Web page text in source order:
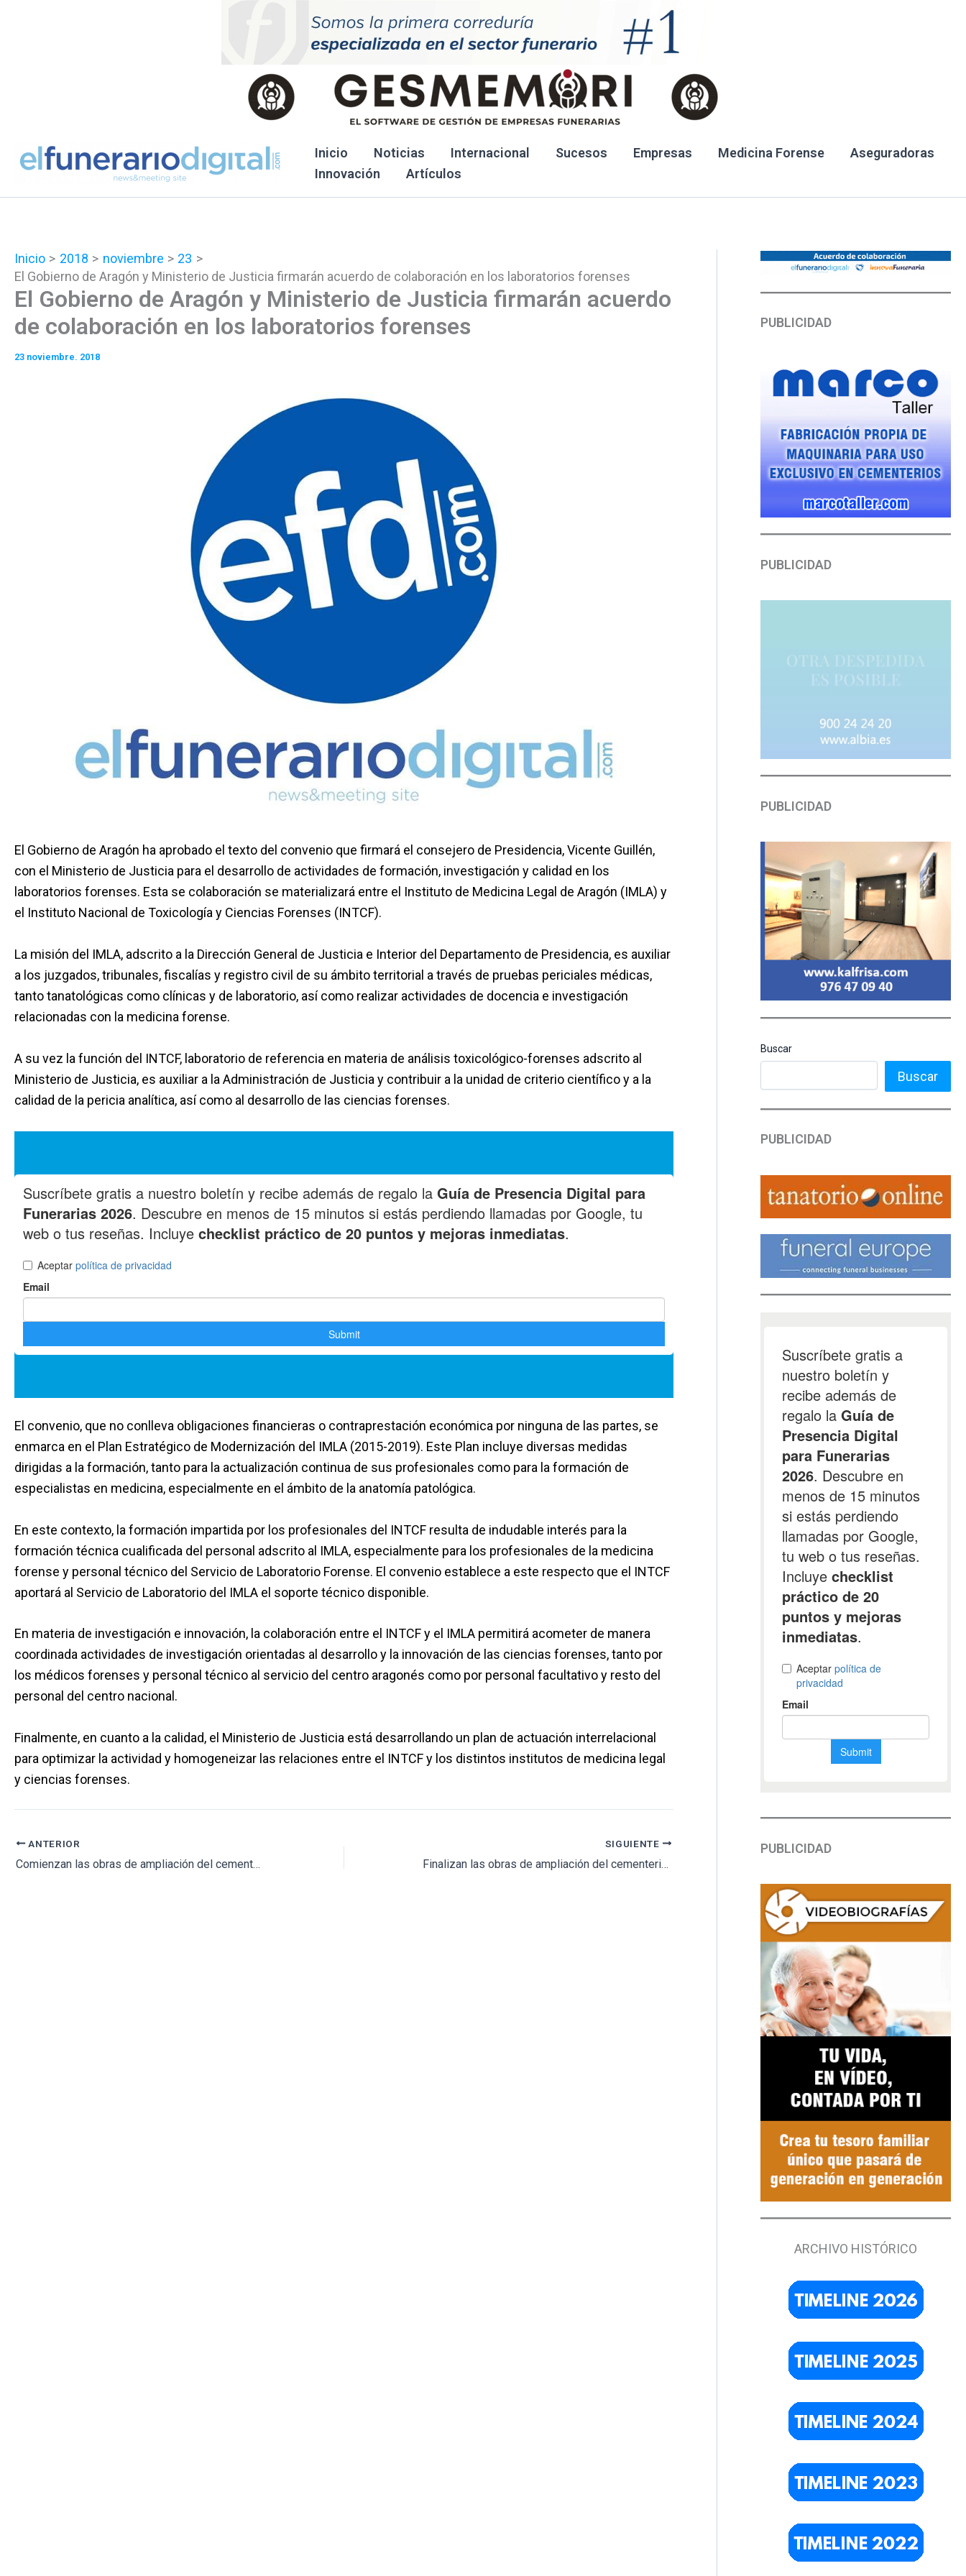
Inicio Noticias Internacional Sucesos Empresas Medicina Forense
Aseguradoras
Innovación
Artículos
Inicio 2018 noviembre
23
El Gobierno de Aragón y Ministerio de Justicia firmarán acuerdo de colaboración en los laboratorios forenses
El Gobierno de Aragón y Ministerio de Justicia firmarán acuerdo
de colaboración en los laboratorios forenses
23 noviembre. 2018
El Gobierno de Aragón ha aprobado el texto del convenio que firmará el consejero de Presidencia, Vicente Guillén,
con el Ministerio de Justicia para el desarrollo de actividades de formación, investigación y calidad en los
laboratorios forenses. Esta se colaboración se materializará entre el Instituto de Medicina Legal de Aragón (IMLA) y
el Instituto Nacional de Toxicología y Ciencias Forenses (INTCF).
La misión del IMLA, adscrito a la Dirección General de Justicia e Interior del Departamento de Presidencia, es auxiliar
a los juzgados, tribunales, fiscalías y registro civil de su ámbito territorial a través de pruebas periciales médicas,
tanto tanatológicas como clínicas y de laboratorio, así como realizar actividades de docencia e investigación
relacionadas con la medicina forense.
A su vez la función del INTCF, laboratorio de referencia en materia de análisis toxicológico-forenses adscrito al
Ministerio de Justicia, es auxiliar a la Administración de Justicia y contribuir a la unidad de criterio científico y a la
calidad de la pericia analítica, así como al desarrollo de las ciencias forenses.
El convenio, que no conlleva obligaciones financieras o contraprestación económica por ninguna de las partes, se
enmarca en el Plan Estratégico de Modernización del IMLA (2015-2019). Este Plan incluye diversas medidas
dirigidas a la formación, tanto para la actualización continua de sus profesionales como para la formación de
especialistas en medicina, especialmente en el ámbito de la anatomía patológica.
En este contexto, la formación impartida por los profesionales del INTCF resulta de indudable interés para la
formación técnica cualificada del personal adscrito al IMLA, especialmente para los profesionales de la medicina
forense y personal técnico del Servicio de Laboratorio Forense. El convenio establece a este respecto que el INTCF
aportará al Servicio de Laboratorio del IMLA el soporte técnico disponible.
En materia de investigación e innovación, la colaboración entre el INTCF y el IMLA permitirá acometer de manera
coordinada actividades de investigación orientadas al desarrollo y la innovación de las ciencias forenses, tanto por
los médicos forenses y personal técnico al servicio del centro aragonés como por personal facultativo y resto del
personal del centro nacional.
Finalmente, en cuanto a la calidad, el Ministerio de Justicia está desarrollando un plan de actuación interrelacional
para optimizar la actividad y homogeneizar las relaciones entre el INTCF y los distintos institutos de medicina legal
y ciencias forenses.
ANTERIOR
Comienzan las obras de ampliación del cementerio de La Abadilla de Santa María de Cayón
SIGUIENTE
Finalizan las obras de ampliación del cementerio de la localidad de Es Migjorn Gran
PUBLICIDAD
PUBLICIDAD
PUBLICIDAD
Buscar
Buscar
PUBLICIDAD
PUBLICIDAD
ARCHIVO HISTÓRICO